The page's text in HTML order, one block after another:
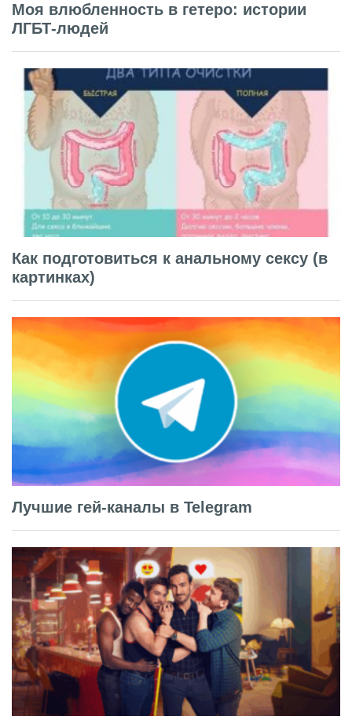
Моя влюбленность в гетеро: истории
ЛГБТ-людей
Как подготовиться к анальному сексу (в
картинках)
Лучшие гей-каналы в Telegram